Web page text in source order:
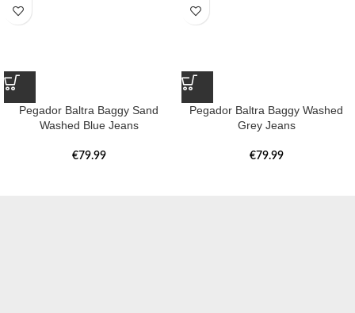
Pegador Baltra Baggy Sand
Washed Blue Jeans
€79.99
Pegador Baltra Baggy Washed
Grey Jeans
€79.99